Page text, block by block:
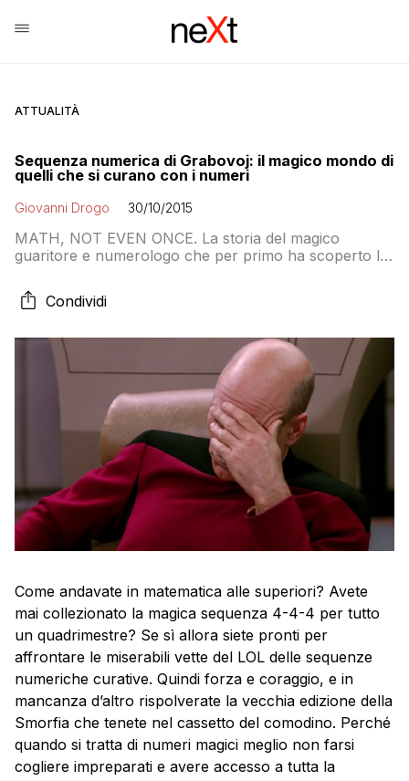
ATTUALITÀ
Sequenza numerica di Grabovoj: il magico mondo di
quelli che si curano con i numeri
Giovanni Drogo 30/10/2015
MATH, NOT EVEN ONCE. La storia del magico
guaritore e numerologo che per primo ha scoperto le
povere Grabovoj ha trovato il modo di utilizzare i
numeri per curare le malattie e rigenerare l’energia
Condividi
Come andavate in matematica alle superiori? Avete
mai collezionato la magica sequenza 4-4-4 per tutto
un quadrimestre? Se sì allora siete pronti per
affrontare le miserabili vette del LOL delle sequenze
numeriche curative. Quindi forza e coraggio, e in
mancanza d’altro rispolverate la vecchia edizione della
Smorfia che tenete nel cassetto del comodino. Perché
quando si tratta di numeri magici meglio non farsi
cogliere impreparati e avere accesso a tutta la